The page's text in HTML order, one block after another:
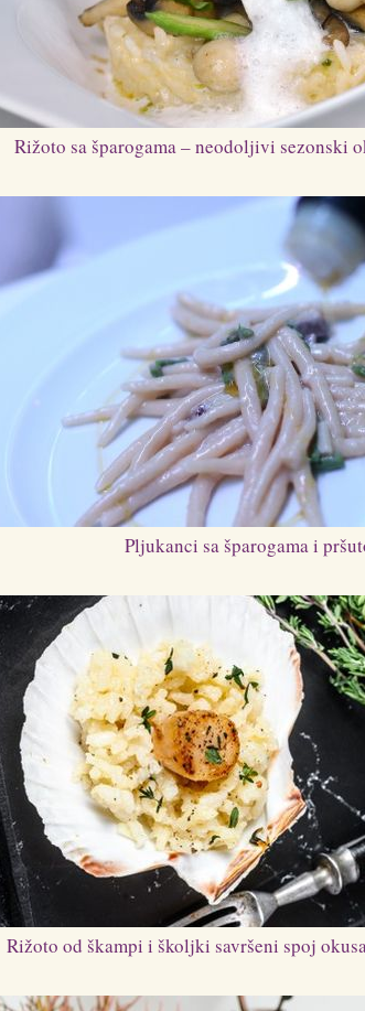
Rižoto sa šparogama – neodoljivi sezonski
Pljukanci sa šparogama i
Rižoto od škampi i školjki savršeni spoj